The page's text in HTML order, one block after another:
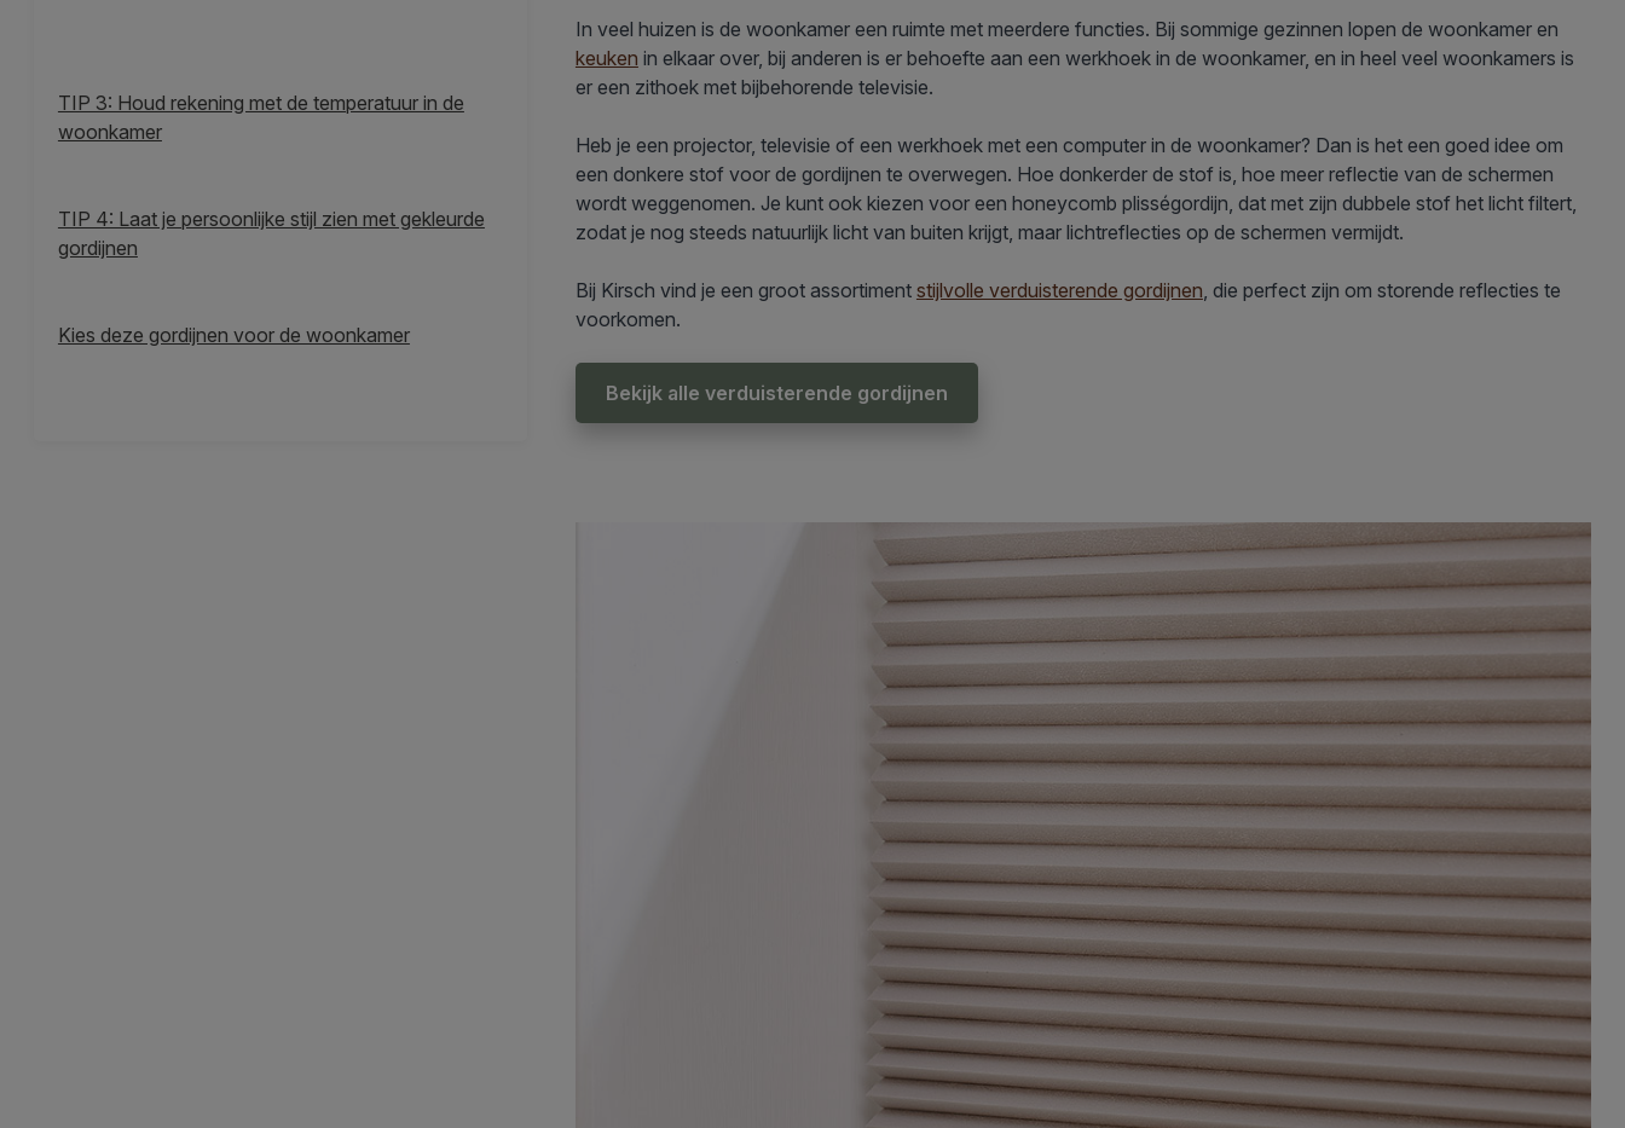
TIP 3: Houd rekening met de temperatuur in de
woonkamer
TIP 4: Laat je persoonlijke stijl zien met gekleurde
gordijnen
Kies deze gordijnen voor de woonkamer
In veel huizen is de woonkamer een ruimte met meerdere functies. Bij sommige gezinnen lopen de woonkamer en
keuken in elkaar over, bij anderen is er behoefte aan een werkhoek in de woonkamer, en in heel veel woonkamers is
er een zithoek met bijbehorende televisie.
Heb je een projector, televisie of een werkhoek met een computer in de woonkamer? Dan is het een goed idee om
een donkere stof voor de gordijnen te overwegen. Hoe donkerder de stof is, hoe meer reflectie van de schermen
wordt weggenomen. Je kunt ook kiezen voor een honeycomb plisségordijn, dat met zijn dubbele stof het licht filtert,
zodat je nog steeds natuurlijk licht van buiten krijgt, maar lichtreflecties op de schermen vermijdt.
Bij Kirsch vind je een groot assortiment stijlvolle verduisterende gordijnen, die perfect zijn om storende reflecties te
voorkomen.
Bekijk alle verduisterende gordijnen